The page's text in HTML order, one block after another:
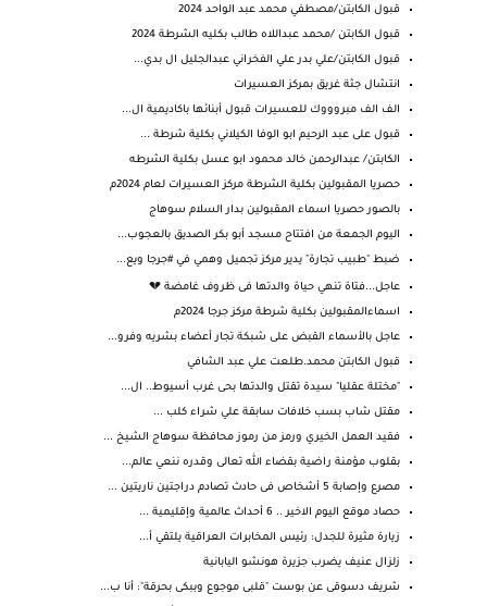
قبول الكابتن/مصطفي محمد عبد الواحد 2024
قبول الكابتن /محمد عبداللاه طالب بكليه الشرطة 2024
قبول الكابتن/علي بدر علي الفخراني عبدالجليل ال بدي...
انتشال جثة غريق بمركز العسيرات
الف الف مبروووك للعسيرات قبول أبنائها باكاديمية ال...
قبول على عبد الرحيم ابو الوفا الكيلاني بكلية شرطة ...
الكابتن/ عبدالرحمن خالد محمود ابو عسل بكلية الشرطه
حصريا المقبولين بكلية الشرطة مركز العسيرات لعام 2024م
بالصور حصريا اسماء المقبولين بدار السلام سوهاج
اليوم الجمعة من افتتاح مسجد أبو بكر الصديق بالعجوب...
ضبط "طبيب تجارة" يدير مركز تجميل وهمي في #جرجا ويع...
عاجل...فتاة تنهي حياة والدتها فى ظروف غامضة 💔
اسماءالمقبولين بكلية شرطة مركز جرجا 2024م
عاجل بالأسماء القبض على شبكة تجار أعضاء بشريه وفرو...
قبول الكابتن محمد.طلعت علي عبد الشافي
"مختلة عقليا" سيدة تقتل والدتها بحى غرب أسيوط.. ال...
مقتل شاب بسب خلافات سابقة علي شراء كلب ...
فقيد العمل الخيري ورمز من رموز محافظة سوهاج الشيخ ...
بقلوب مؤمنة راضية بقضاء الله تعالى وقدره ننعي عالم...
مصرع وإصابة 5 أشخاص فى حادث تصادم دراجتين ناريتين ...
حصاد موقع اليوم الاخير .. 6 أحداث عالمية وإقليمية ...
زيارة مثيرة للجدل: رئيس المخابرات العراقية يلتقي أ...
زلزال عنيف يضرب جزيرة هونشو اليابانية
شريف دسوقى عن بوست "قلبى موجوع وببكى بحرقة": أنا ب...